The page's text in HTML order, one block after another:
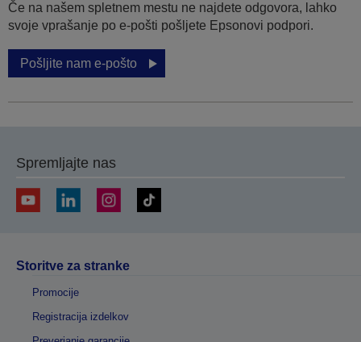
Če na našem spletnem mestu ne najdete odgovora, lahko
svoje vprašanje po e-pošti pošljete Epsonovi podpori.
Pošljite nam e-pošto
Spremljajte nas
Storitve za stranke
Promocije
Registracija izdelkov